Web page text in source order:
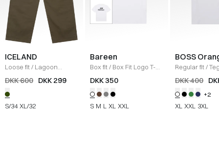
ICELAND
Loose fit/ Lagoon
Bukser / OLIVE
DKK 600 DKK 299
S/34 XL/32
Bareen
Box fit/ Box Fit Logo T-
shirt /WHITE
DKK 350
S M L XL XXL
BOSS
Regular fit/
Shirt
HVID
DKK 400
+2
XL XXL 3XL